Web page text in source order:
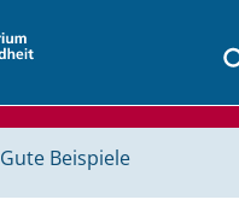
Gute Beispiele